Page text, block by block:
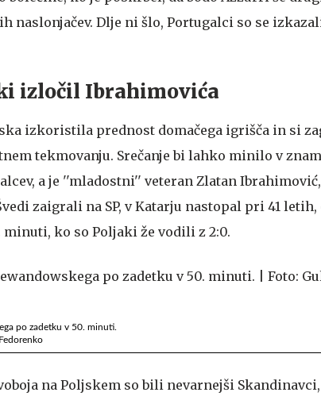
naslonjačev. Dlje ni šlo, Portugalci so se
izločil Ibrahimovića
izkoristila prednost domačega igrišča in si
tekmovanju. Srečanje bi lahko minilo v
a je ''mladostni'' veteran Zlatan
zaigrali na SP, v Katarju nastopal pri 41
ko so Poljaki že vodili z 2:0.
po zadetku v 50. minuti.
na Poljskem so bili nevarnejši